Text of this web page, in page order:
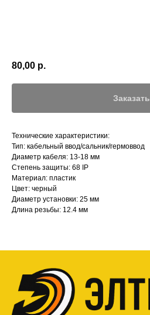
80,00 р.
Заказать
Технические характеристики:
Тип: кабельный ввод/сальник/гермоввод
Диаметр кабеля: 13-18 мм
Степень защиты: 68 IP
Материал: пластик
Цвет: черный
Диаметр установки: 25 мм
Длина резьбы: 12.4 мм